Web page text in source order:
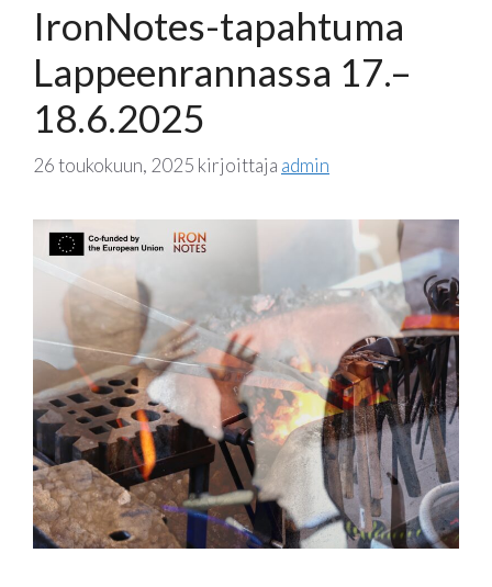
IronNotes-tapahtuma
Lappeenrannassa 17.–
18.6.2025
26 toukokuun, 2025 kirjoittaja admin